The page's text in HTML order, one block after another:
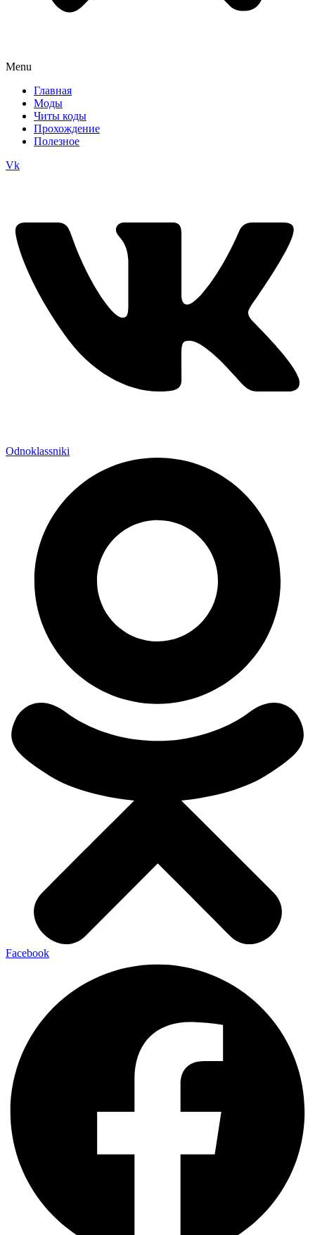
Menu
Главная
Моды
Читы коды
Прохождение
Полезное
Vk
Odnoklassniki
Facebook